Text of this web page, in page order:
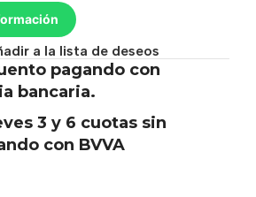
a la lista de deseos
pagando con
bancaria.
3 y 6 cuotas sin
con BVVA